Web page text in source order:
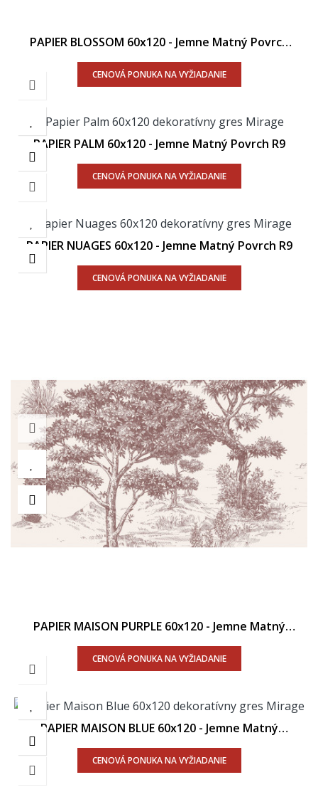
PAPIER BLOSSOM 60x120 - Jemne Matný Povrch
CENOVÁ PONUKA NA VYŽIADANIE
PAPIER PALM 60x120 - Jemne Matný Povrch R9
CENOVÁ PONUKA NA VYŽIADANIE
PAPIER NUAGES 60x120 - Jemne Matný Povrch R9
CENOVÁ PONUKA NA VYŽIADANIE
PAPIER MAISON PURPLE 60x120 - Jemne Matný
CENOVÁ PONUKA NA VYŽIADANIE
PAPIER MAISON BLUE 60x120 - Jemne Matný
CENOVÁ PONUKA NA VYŽIADANIE